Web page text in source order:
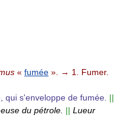
« fumée ». → 1. Fumer.
qui s'enveloppe de fumée. ||
du pétrole. || Lueur